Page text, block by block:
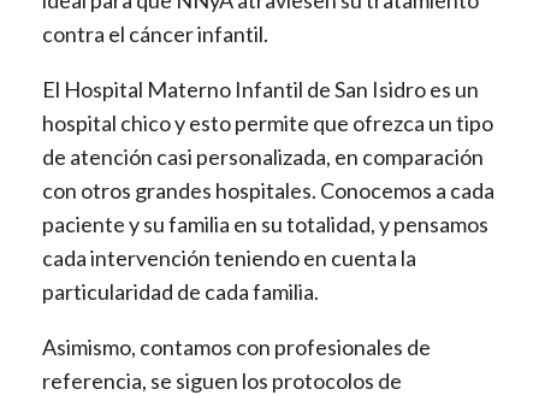
contra el cáncer infantil.
El Hospital Materno Infantil de San Isidro es un
hospital chico y esto permite que ofrezca un tipo
de atención casi personalizada, en comparación
con otros grandes hospitales. Conocemos a cada
paciente y su familia en su totalidad, y pensamos
cada intervención teniendo en cuenta la
particularidad de cada familia.
Asimismo, contamos con profesionales de
referencia, se siguen los protocolos de